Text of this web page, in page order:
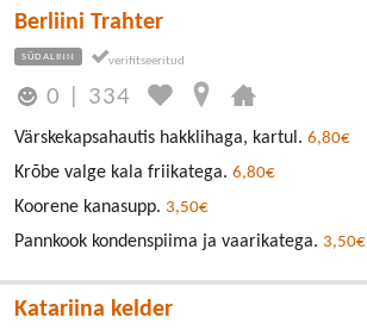
Berliini Trahter
SÜDALINN
0 334
Värskekapsahautis hakklihaga, kartul. 6,80€
Krõbe valge kala friikatega. 6,80€
Koorene kanasupp. 3,50€
Pannkook kondenspiima ja vaarikatega. 3,50€
Katariina kelder